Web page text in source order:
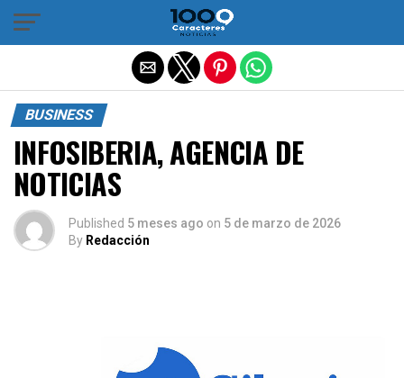
BUSINESS
INFOSIBERIA, AGENCIA DE
NOTICIAS
Published 5 meses ago on 5 de marzo de 2026
By Redacción
Salir de la versión móvil